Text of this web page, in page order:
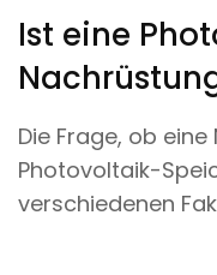
Ist eine
Die Frage, ob
Photovoltaik-
verschiedenen